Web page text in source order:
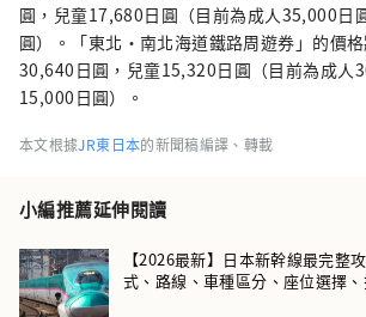
圓，兒童17,680日圓（目前為成人35,000日
圓）。「東北・南北海道鐵路周遊券」的價
30,640日圓，兒童15,320日圓（目前為成人
15,000日圓）。
本文根據JR東日本的新聞稿編譯、轉載
小編推薦延伸閱讀
【2026最新】日本新幹線最完整
式、路線、車種區分、座位選擇